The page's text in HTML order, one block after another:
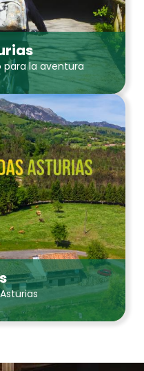
para la aventura